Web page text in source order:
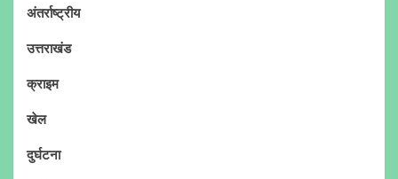
अंतर्राष्ट्रीय
उत्तराखंड
क्राइम
खेल
दुर्घटना